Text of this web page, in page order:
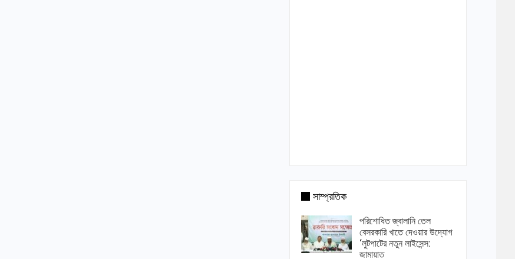
সাম্প্রতিক
পরিশোধিত জ্বালানি তেল
বেসরকারি খাতে দেওয়ার উদ্যোগ
‘লুটপাটের নতুন লাইসেন্স:
জামায়াত